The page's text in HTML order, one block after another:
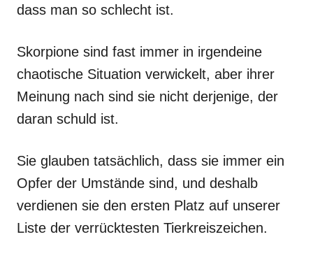
dass man so schlecht ist.
Skorpione sind fast immer in irgendeine
chaotische Situation verwickelt, aber ihrer
Meinung nach sind sie nicht derjenige, der
daran schuld ist.
Sie glauben tatsächlich, dass sie immer ein
Opfer der Umstände sind, und deshalb
verdienen sie den ersten Platz auf unserer
Liste der verrücktesten Tierkreiszeichen.